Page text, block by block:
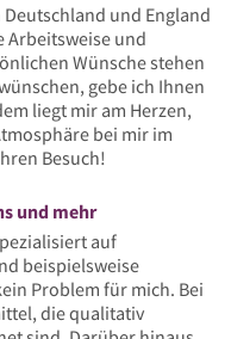
und England
Arbeitsweise und
Wünsche stehen
gebe ich Ihnen
liegt mir am Herzen,
bei mir im
Besuch!
und mehr
auf
beispielsweise
Problem für mich. Bei
die qualitativ